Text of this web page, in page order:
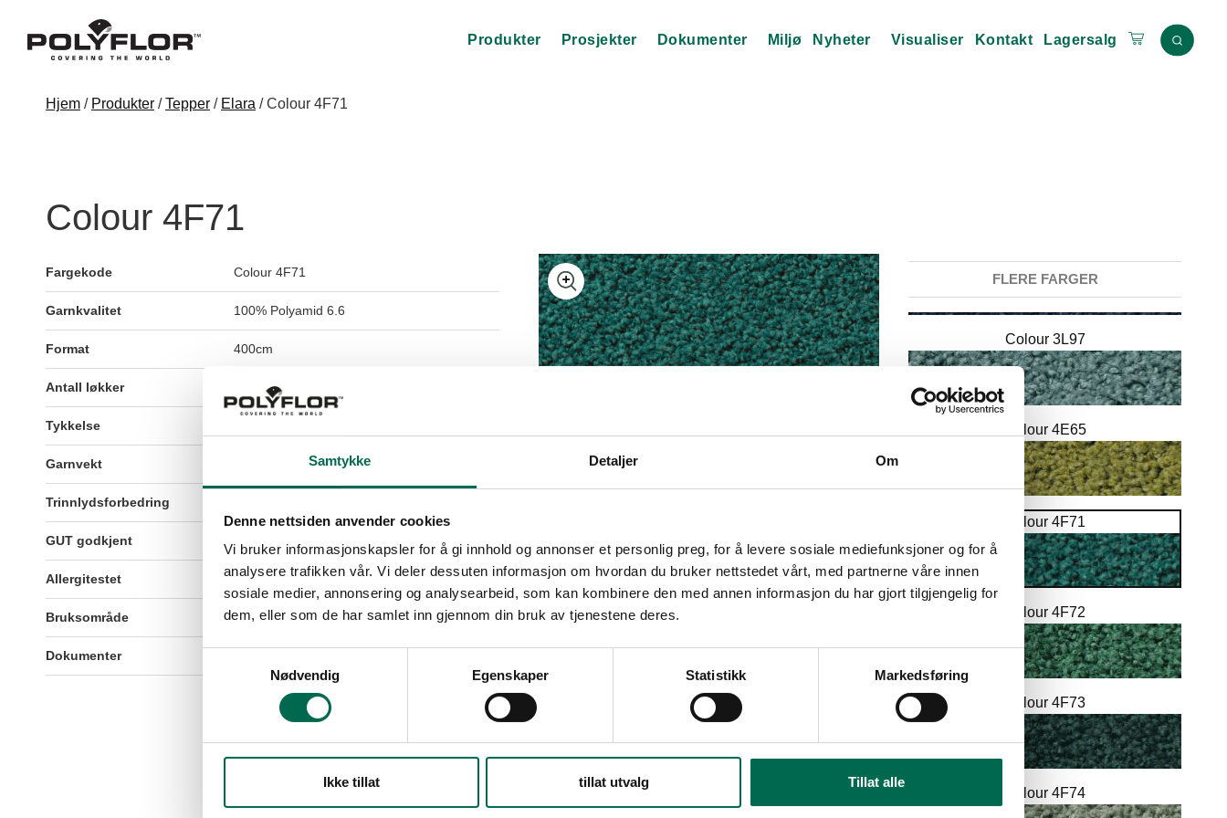
Samtykke Detaljer Om
Denne nettsiden anvender cookies
Vi bruker informasjonskapsler for å gi innhold og annonser et personlig preg, for å levere sosiale mediefunksjoner og for å
analysere trafikken vår. Vi deler dessuten informasjon om hvordan du bruker nettstedet vårt, med partnerne våre innen
sosiale medier, annonsering og analysearbeid, som kan kombinere den med annen informasjon du har gjort tilgjengelig for
dem, eller som de har samlet inn gjennom din bruk av tjenestene deres.
Nødvendig
Egenskaper Statistikk Markedsføring
Ikke tillat tillat utvalg Tillat alle
Produkter Prosjekter Dokumenter Miljø Nyheter Visualiser Kontakt Lagersalg
Hjem / Produkter /Tepper / Elara / Colour 4F71
Colour 4F71
Fargekode Colour 4F71
Garnkvalitet 100% Polyamid 6.6
Format 400cm
Antall løkker ca.1422/dm2
Tykkelse
Garnvekt
Trinnlydsforbedring
GUT godkjent
Allergitestet JA
Bruksområde Bolig og kommersielle områder
Dokumenter
Bestill en prøve – legg i kurv
FLERE FARGER
Colour 3L97
Colour 4E65
Colour 4F71
Colour 4F72
Colour 4F73
Colour 4F74